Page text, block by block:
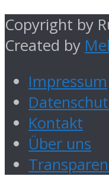
Copyright by
Created by
Impressum
Kontakt
Über uns